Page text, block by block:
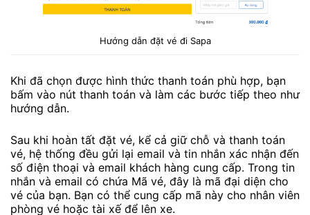
Hướng dẫn đặt vé đi Sapa
Khi đã chọn được hình thức thanh toán phù hợp, bạn
bấm vào nút thanh toán và làm các bước tiếp theo như
hướng dẫn.
Sau khi hoàn tất đặt vé, kể cả giữ chỗ và thanh toán
vé, hệ thống đều gửi lại email và tin nhắn xác nhận đến
số điện thoại và email khách hàng cung cấp. Trong tin
nhắn và email có chứa Mã vé, đây là mã đại diện cho
vé của bạn. Bạn có thể cung cấp mã này cho nhân viên
phòng vé hoặc tài xế để lên xe.